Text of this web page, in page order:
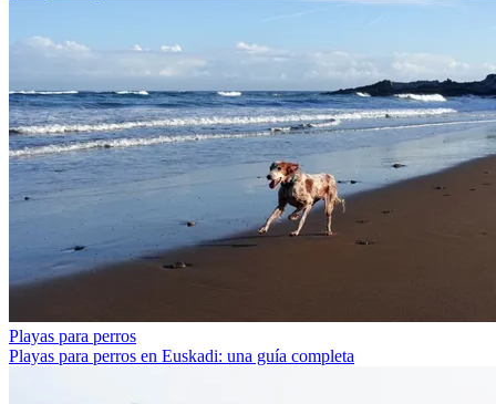
Playas para perros
Playas para perros en Euskadi: una guía completa